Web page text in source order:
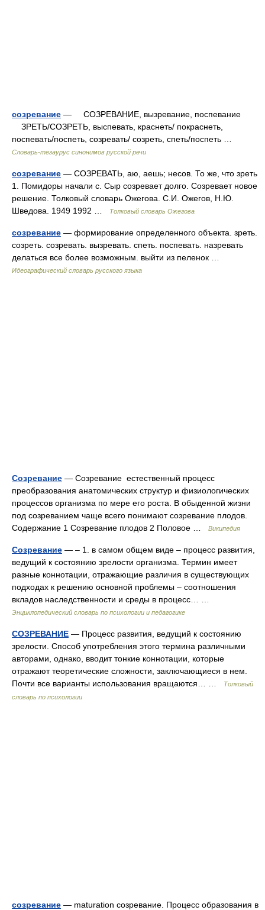
созревание — СОЗРЕВАНИЕ, вызревание, поспевание
ЗРЕТЬ/СОЗРЕТЬ, выспевать, краснеть/ покраснеть,
поспевать/поспеть, созревать/ созреть, спеть/поспеть …
Словарь-тезаурус синонимов русской речи
созревание — СОЗРЕВАТЬ, аю, аешь; несов. То же, что зреть
1. Помидоры начали с. Сыр созревает долго. Созревает новое
решение. Толковый словарь Ожегова. С.И. Ожегов, Н.Ю.
Шведова. 1949 1992 …
Толковый словарь Ожегова
созревание — формирование определенного объекта. зреть.
созреть. созревать. вызревать. спеть. поспевать. назревать
делаться все более возможным. выйти из пеленок …
Идеографический словарь русского языка
Созревание — Созревание естественный процесс
преобразования анатомических структур и физиологических
процессов организма по мере его роста. В обыденной жизни
под созреванием чаще всего понимают созревание плодов.
Содержание 1 Созревание плодов 2 Половое …
Википедия
Созревание — – 1. в самом общем виде – процесс развития,
ведущий к состоянию зрелости организма. Термин имеет
разные коннотации, отражающие различия в существующих
подходах к решению основной проблемы – соотношения
вкладов наследственности и среды в процесс… …
Энциклопедический словарь по психологии и педагогике
СОЗРЕВАНИЕ — Процесс развития, ведущий к состоянию
зрелости. Способ употребления этого термина различными
авторами, однако, вводит тонкие коннотации, которые
отражают теоретические сложности, заключающиеся в нем.
Почти все варианты использования вращаются… …
Толковый
словарь по психологии
созревание — maturation созревание. Процесс образования в